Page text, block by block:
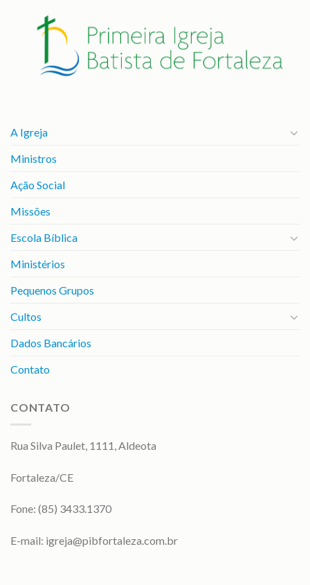
A Igreja
Ministros
Ação Social
Missões
Escola Bíblica
Ministérios
Pequenos Grupos
Cultos
Dados Bancários
Contato
CONTATO
Rua Silva Paulet, 1111, Aldeota
Fortaleza/CE
Fone: (85) 3433.1370
E-mail: igreja@pibfortaleza.com.br